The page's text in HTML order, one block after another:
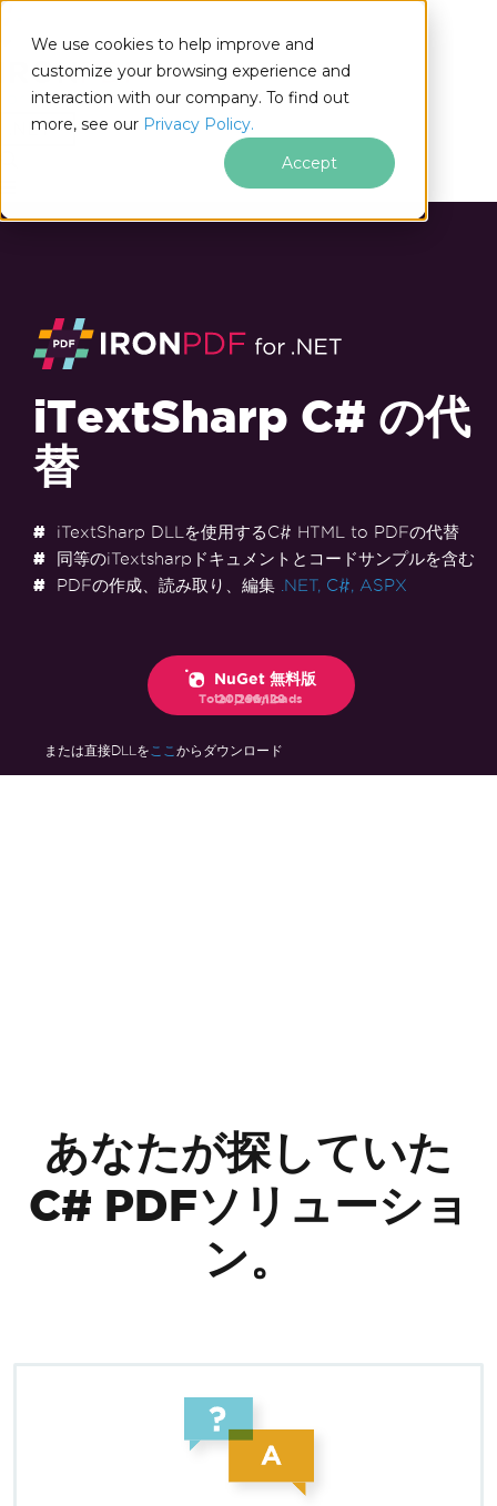
We use cookies to help improve and
customize your browsing experience and
interaction with our company. To find out
more, see our Privacy Policy.
Accept
.NET
iTextSharp C# の代
替
iTextSharp DLLを使用するC# HTML to PDFの代替
同等のiTextsharpドキュメントとコードサンプルを含む
PDFの作成、読み取り、編集 .NET, C#, ASPX
NuGet 無料版
Total Downloads
20,296,129
または直接DLLを ここ からダウンロード
あなたが探していた
C# PDFソリューショ
ン。